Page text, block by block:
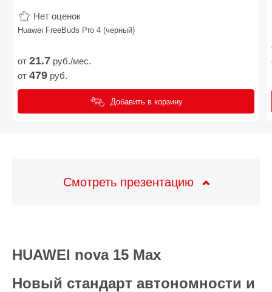
Нет оценок
Huawei FreeBuds Pro 4 (черный)
от 21.7 руб./мес.
от 479 руб.
Добавить в корзину
Смотреть презентацию
HUAWEI nova 15 Max
Новый стандарт автономности и